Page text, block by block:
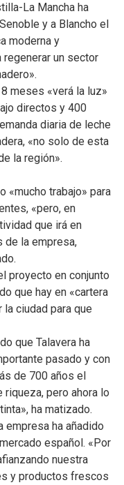
La Mancha ha
y a Blancho el
moderna y
regenerar un sector
meses «verá la luz»
directos y 400
diaria de leche
«no solo de esta
la región».
«mucho trabajo» para
«pero, en
que irá en
de la empresa,
proyecto en conjunto
que hay en «cartera
la ciudad para que
que Talavera ha
pasado y con
de 700 años el
pero ahora lo
ha matizado.
empresa ha añadido
español. «Por
nuestra
y productos frescos